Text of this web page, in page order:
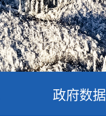
政府数据